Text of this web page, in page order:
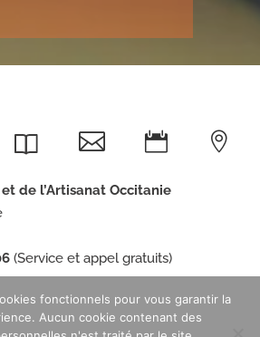
  
de l’ArtisanatOccitanie
(Service et appel gratuits)
fonctionnels pour vous garantir la
Aucun cookie contenant des